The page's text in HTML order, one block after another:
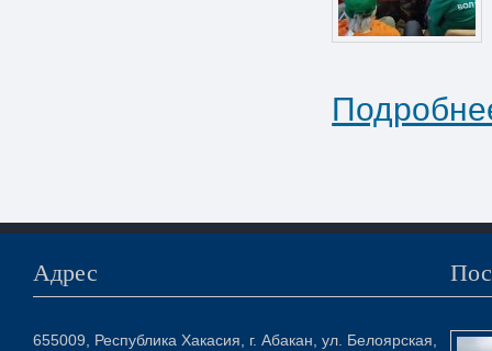
Адрес
655009, Республика Хакасия, г. Абакан, ул. Белоярская,